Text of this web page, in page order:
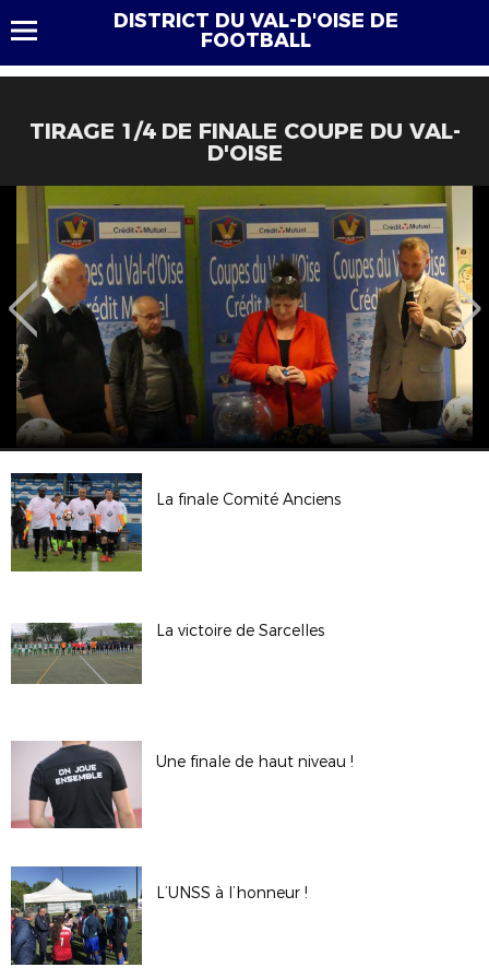
DISTRICT DU VAL-D'OISE DE
FOOTBALL
TIRAGE 1/4 DE FINALE COUPE DU VAL-
D'OISE
La finale Comité Anciens
La victoire de Sarcelles
Une finale de haut niveau !
L’UNSS à l’honneur !